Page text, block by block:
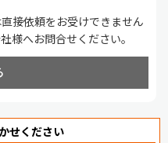
接依頼をお受けできません
様へお問合せください。
せください